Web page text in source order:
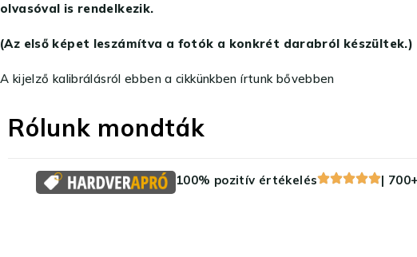
olvasóval is rendelkezik.
(Az első képet leszámítva a fotók a konkrét darabról készültek.)
A kijelző kalibrálásról ebben a cikkünkben írtunk bővebben
Rólunk mondták
100% pozitív értékelés |